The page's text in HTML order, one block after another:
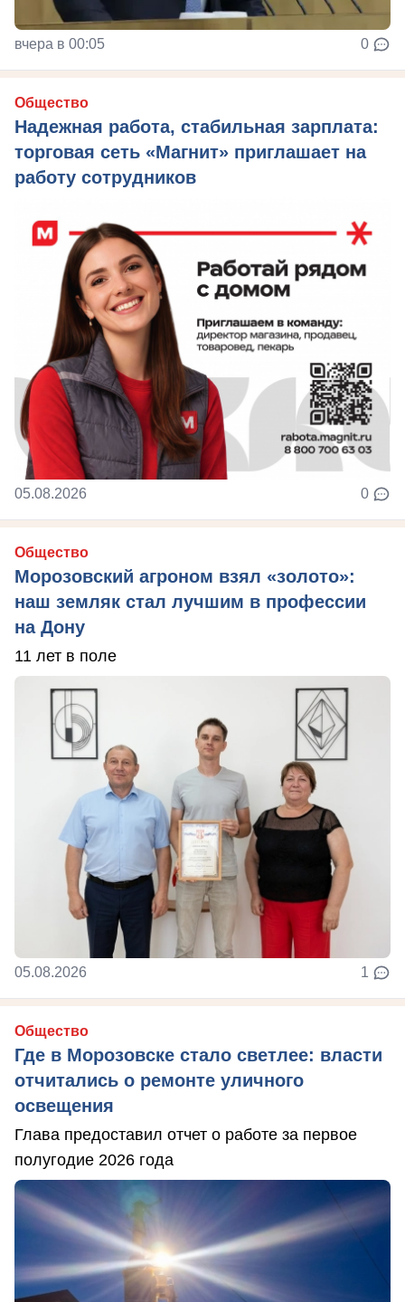
вчера в 00:05 0
Общество
Надежная работа, стабильная зарплата:
торговая сеть «Магнит» приглашает на
работу сотрудников
05.08.2026 0
Общество
Морозовский агроном взял «золото»:
наш земляк стал лучшим в профессии
на Дону
11 лет в поле
05.08.2026 1
Общество
Где в Морозовске стало светлее: власти
отчитались о ремонте уличного
освещения
Глава предоставил отчет о работе за первое
полугодие 2026 года